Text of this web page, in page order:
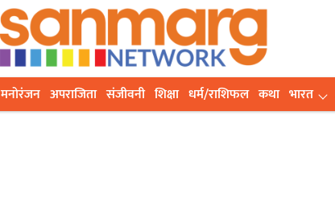
मनोरंजन अपराजिता संजीवनी शिक्षा धर्म/राशिफल कथा भारत